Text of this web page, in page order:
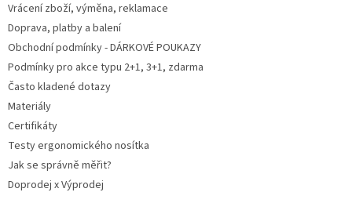
Vrácení zboží, výměna, reklamace
Doprava, platby a balení
Obchodní podmínky - DÁRKOVÉ POUKAZY
Podmínky pro akce typu 2+1, 3+1, zdarma
Často kladené dotazy
Materiály
Certifikáty
Testy ergonomického nosítka
Jak se správně měřit?
Doprodej x Výprodej